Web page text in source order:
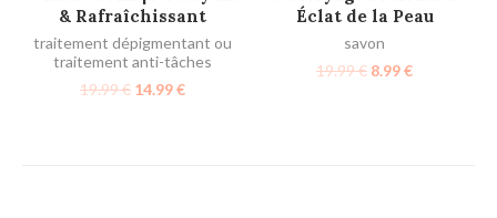
& Rafraîchissant
traitement dépigmentant ou
traitement anti-tâches
19.99€ 14.99€
Éclat de la Peau
savon
19.99€ 8.99€